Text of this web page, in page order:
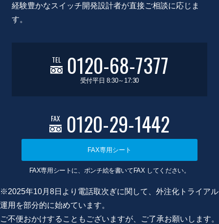
経験豊かなスイッチ開発設計者が直接ご相談に応じま
す。
TEL 0120-68-7377
受付平日 8:30～17:30
FAX 0120-29-1442
FAX専用シート
FAX専用シートに、ポンチ絵を書いてFAX してください。
※2025年10月8日より電話取次ぎに関して、外注化トライアル
運用を部分的に始めています。
ご不便おかけすることもございますが、ご了承お願いします。